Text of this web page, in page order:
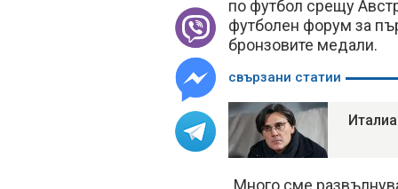
по футбол срещу
футболен форум за
бронзовите медали.
свързани статии
„Много сме